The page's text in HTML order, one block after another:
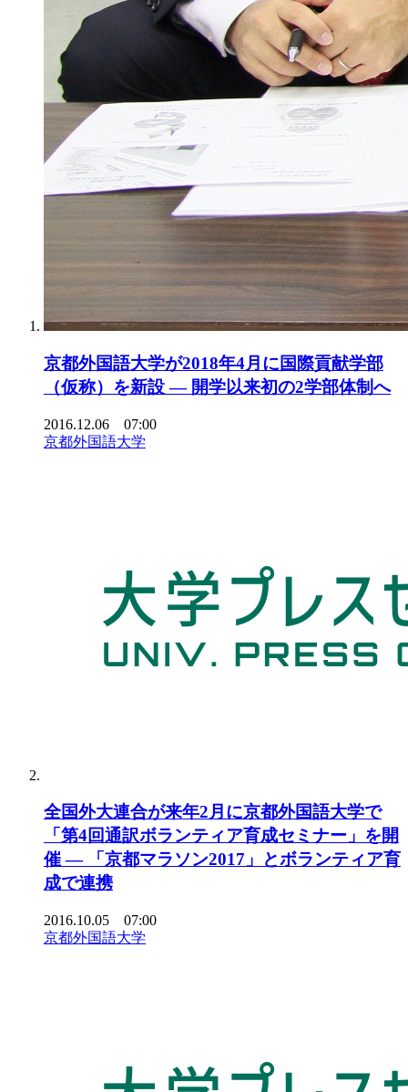
京都外国語大学が2018年4月に国際貢献学部
（仮称）を新設 — 開学以来初の2学部体制へ
2016.12.06 07:00
京都外国語大学
全国外大連合が来年2月に京都外国語大学で
「第4回通訳ボランティア育成セミナー」を開
催 — 「京都マラソン2017」とボランティア育
成で連携
2016.10.05 07:00
京都外国語大学